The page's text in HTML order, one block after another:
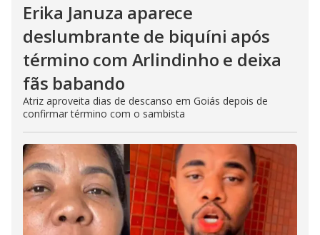
Erika Januza aparece
deslumbrante de biquíni após
término com Arlindinho e deixa
fãs babando
Atriz aproveita dias de descanso em Goiás depois de
confirmar término com o sambista